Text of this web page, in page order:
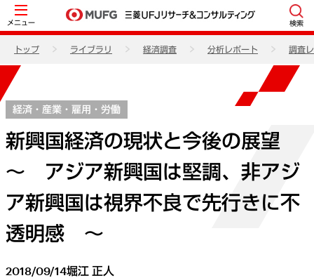
メニュー 検索
トップ ライブラリ 経済調査 分析レポート 調査
経済・産業・雇用・労働
新興国経済の現状と今後の展望
～ アジア新興国は堅調、非アジ
ア新興国は視界不良で先行きに不
透明感 ～
2018/09/14堀江 正人